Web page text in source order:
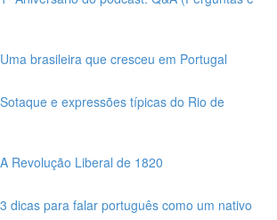
brasileira que cresceu em Portugal
e expressões típicas do Rio de
Revolução Liberal de 1820
dicas para falar português como um nativo